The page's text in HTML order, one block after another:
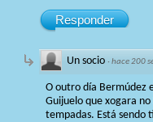
Responder
Un socio ·hace 200
O outro día Bermúdez
Guijuelo que xogara
tempadas. Está sendo